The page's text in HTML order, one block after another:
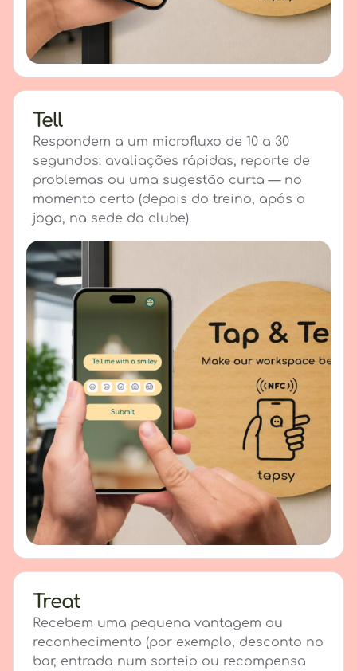
Tell
Respondem a um microfluxo de 10 a 30
segundos: avaliações rápidas, reporte de
problemas ou uma sugestão curta — no
momento certo (depois do treino, após o
jogo, na sede do clube).
Treat
Recebem uma pequena vantagem ou
reconhecimento (por exemplo, desconto no
bar, entrada num sorteio ou recompensa